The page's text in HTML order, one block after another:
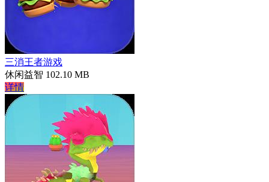
三消王者游戏
休闲益智 102.10 MB
详情